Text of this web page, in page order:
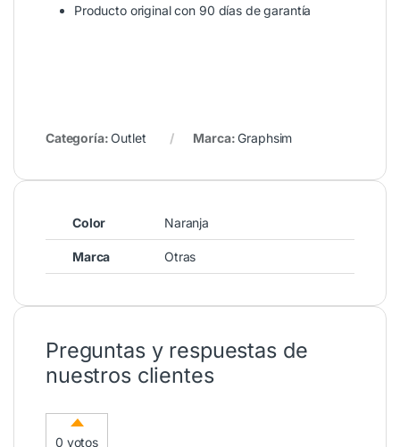
Producto original con 90 días de garantía
Categoría:Outlet Marca:Graphsim
Color Naranja
Marca Otras
Preguntas y respuestas de
nuestros clientes
0 votos